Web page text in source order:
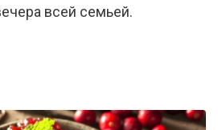
всей семьей.